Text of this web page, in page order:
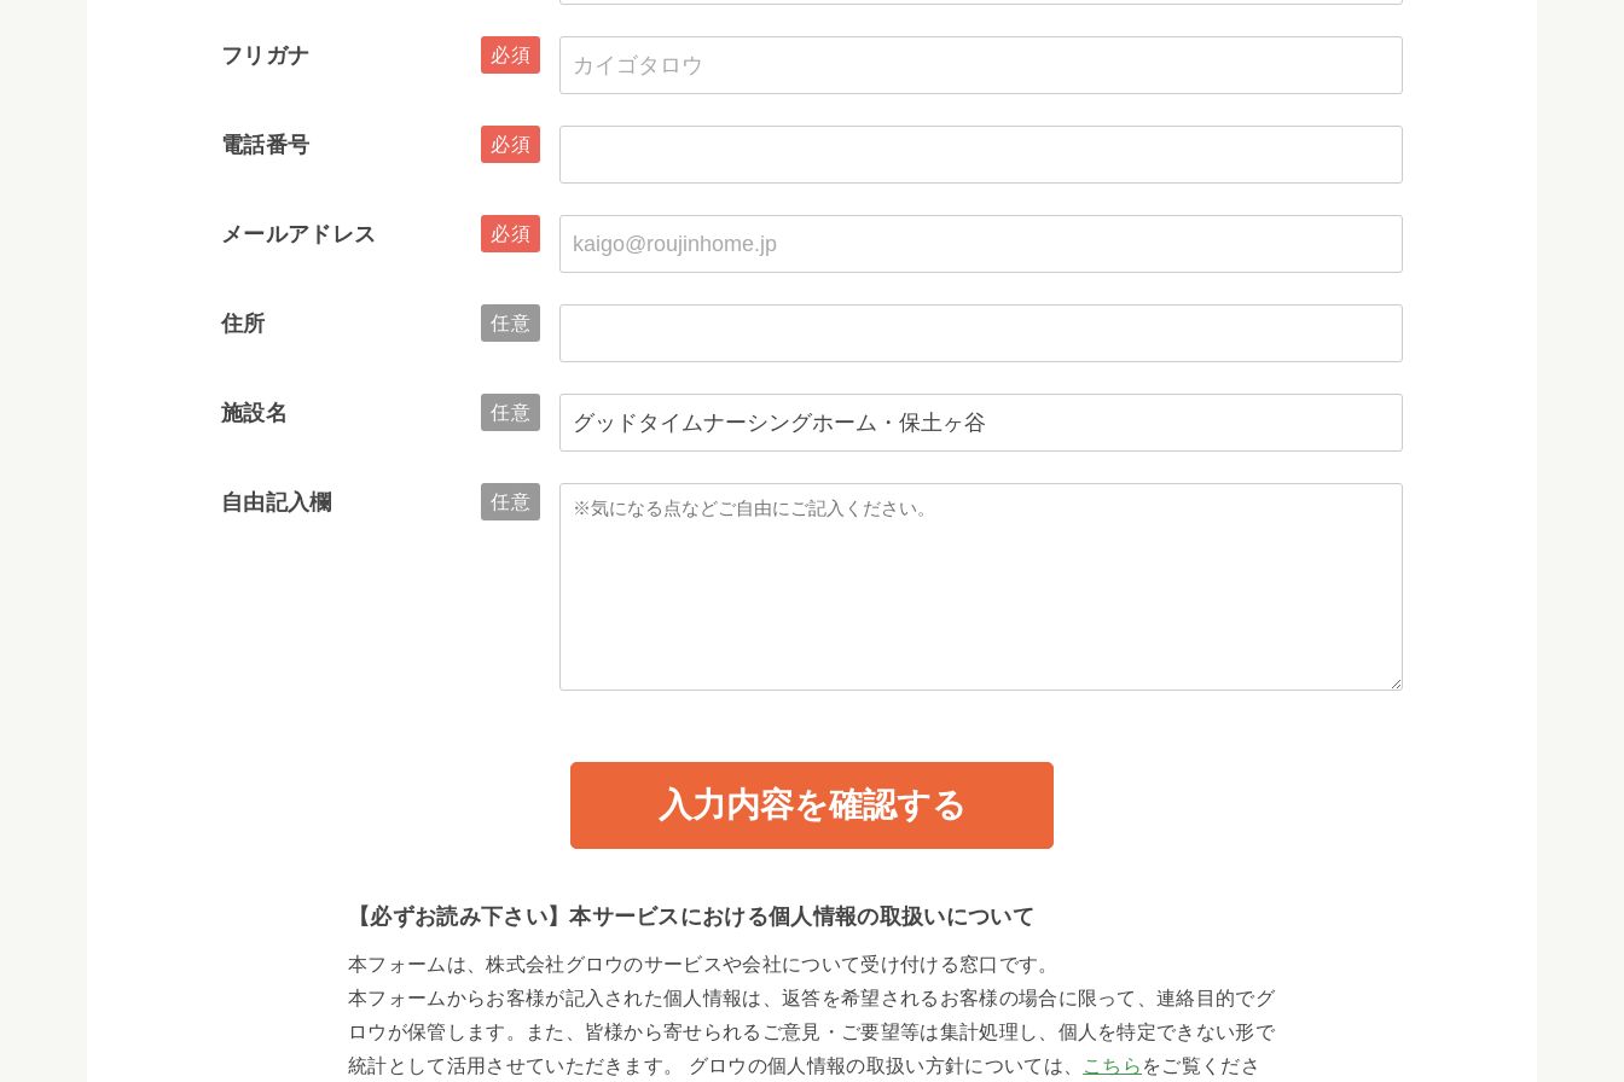
フリガナ
電話番号
メールアドレス
住所
施設名
自由記入欄
【必ずお読み下さい】本サービスにおける個人情報の取扱いについて
本フォームは、株式会社グロウのサービスや会社について受け付ける窓口です。
本フォームからお客様が記入された個人情報は、返答を希望されるお客様の場合に限って、連絡目的でグ
ロウが保管します。また、皆様から寄せられるご意見・ご要望等は集計処理し、個人を特定できない形で
統計として活用させていただきます。 グロウの個人情報の取扱い方針については、
こちら をご覧くださ